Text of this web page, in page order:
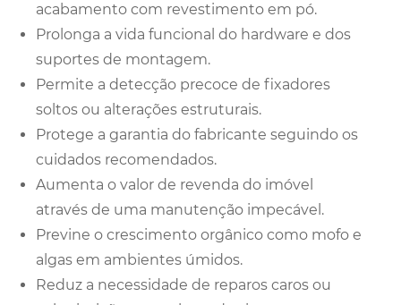
acabamento com revestimento em pó.
Prolonga a vida funcional do hardware e dos
suportes de montagem.
Permite a detecção precoce de fixadores
soltos ou alterações estruturais.
Protege a garantia do fabricante seguindo os
cuidados recomendados.
Aumenta o valor de revenda do imóvel
através de uma manutenção impecável.
Previne o crescimento orgânico como mofo e
algas em ambientes úmidos.
Reduz a necessidade de reparos caros ou